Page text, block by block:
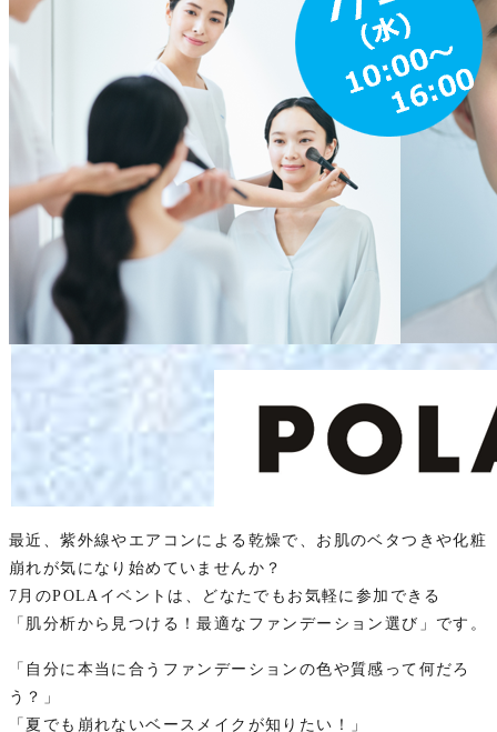
最近、紫外線やエアコンによる乾燥で、お肌のベタつきや化粧
崩れが気になり始めていませんか？
7月のPOLAイベントは、どなたでもお気軽に参加できる
「肌分析から見つける！最適なファンデーション選び」です。
「自分に本当に合うファンデーションの色や質感って何だろ
う？」
「夏でも崩れないベースメイクが知りたい！」